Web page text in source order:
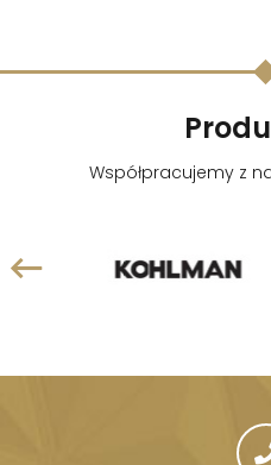
Współpracujemy z